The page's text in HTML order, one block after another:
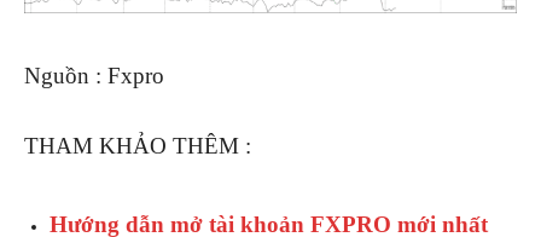
Nguồn : Fxpro
THAM KHẢO THÊM :
Hướng dẫn mở tài khoản FXPRO mới nhất